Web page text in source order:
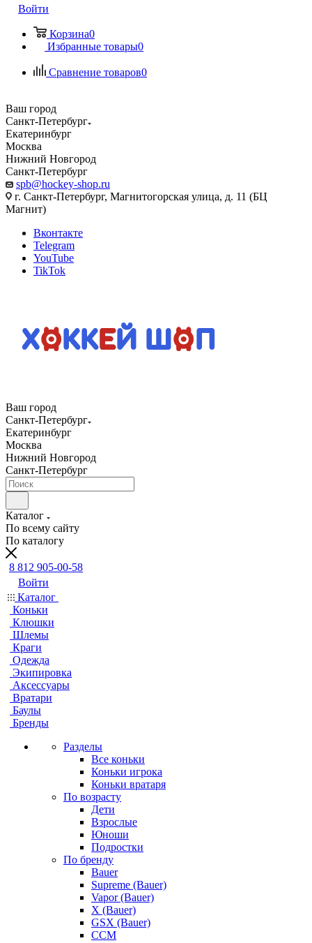
Войти
Корзина0
Избранные товары0
Сравнение товаров0
Ваш город
Санкт-Петербург
Екатеринбург
Москва
Нижний Новгород
Санкт-Петербург
spb@hockey-shop.ru
г. Санкт-Петербург, Магнитогорская улица, д. 11 (БЦ
Магнит)
Вконтакте
Telegram
YouTube
TikTok
Ваш город
Санкт-Петербург
Екатеринбург
Москва
Нижний Новгород
Санкт-Петербург
Каталог
По всему сайту
По каталогу
8 812 905-00-58
Войти
Каталог
Коньки
Клюшки
Шлемы
Краги
Одежда
Экипировка
Аксессуары
Вратари
Баулы
Бренды
Разделы
Все коньки
Коньки игрока
Коньки вратаря
По возрасту
Дети
Взрослые
Юноши
Подростки
По бренду
Bauer
Supreme (Bauer)
Vapor (Bauer)
X (Bauer)
GSX (Bauer)
CCM